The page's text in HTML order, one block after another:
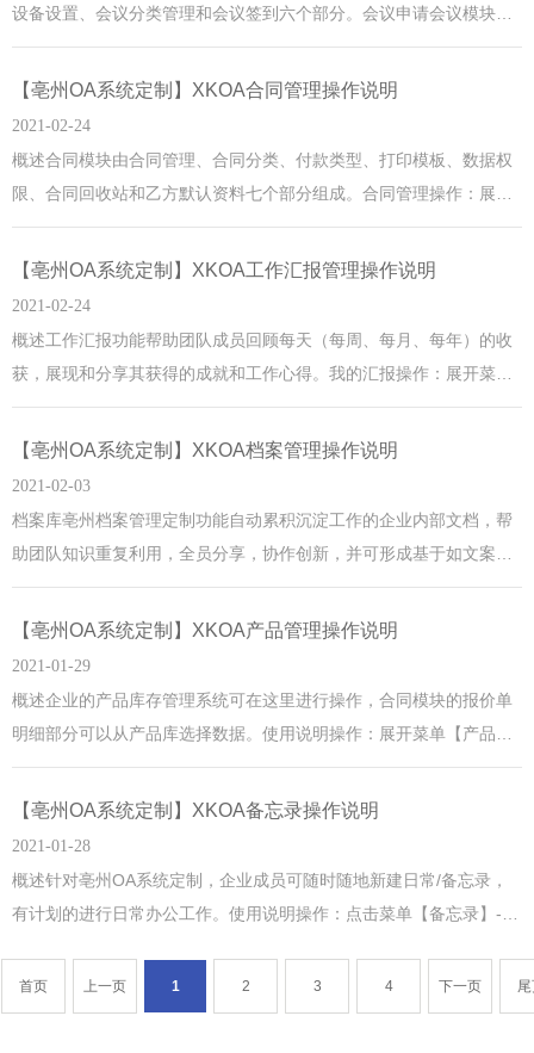
设备设置、会议分类管理和会议签到六个部分。会议申请会议模块是
结合了审批流程模块中的【会议申请】流程一起使用的。操作：展开
菜单【会议管理】-> 点击菜单【使用与安排】-> 右侧打开页面
【亳州OA系统定制】XKOA合同管理操作说明
2021-02-24
概述合同模块由合同管理、合同分类、付款类型、打印模板、数据权
限、合同回收站和乙方默认资料七个部分组成。合同管理操作：展开
菜单【合同管理】-> 点击菜单【合同列表】-> 右侧打开列表页面
MORE
【亳州OA系统定制】XKOA工作汇报管理操作说明
2021-02-24
概述工作汇报功能帮助团队成员回顾每天（每周、每月、每年）的收
获，展现和分享其获得的成就和工作心得。我的汇报操作：展开菜单
【工作汇报】-> 点击菜单【我的汇报】-> 右侧打开列表页面
MORE
【亳州OA系统定制】XKOA档案管理操作说明
2021-02-03
档案库亳州档案管理定制功能自动累积沉淀工作的企业内部文档，帮
助团队知识重复利用，全员分享，协作创新，并可形成基于如文案、
策划、方案等文档的团队协作中心。档案库操作：展开菜单【档案管
理】-> 点击菜单【档案库】-> 右侧打开列表页面
MORE
【亳州OA系统定制】XKOA产品管理操作说明
2021-01-29
概述企业的产品库存管理系统可在这里进行操作，合同模块的报价单
明细部分可以从产品库选择数据。使用说明操作：展开菜单【产品管
理】-> 点击菜单【产品库】-> 右侧打开管理页面
MORE
【亳州OA系统定制】XKOA备忘录操作说明
2021-01-28
概述针对亳州OA系统定制，企业成员可随时随地新建日常/备忘录，
有计划的进行日常办公工作。使用说明操作：点击菜单【备忘录】->
首页 上一页 1 2 3 4 下一页